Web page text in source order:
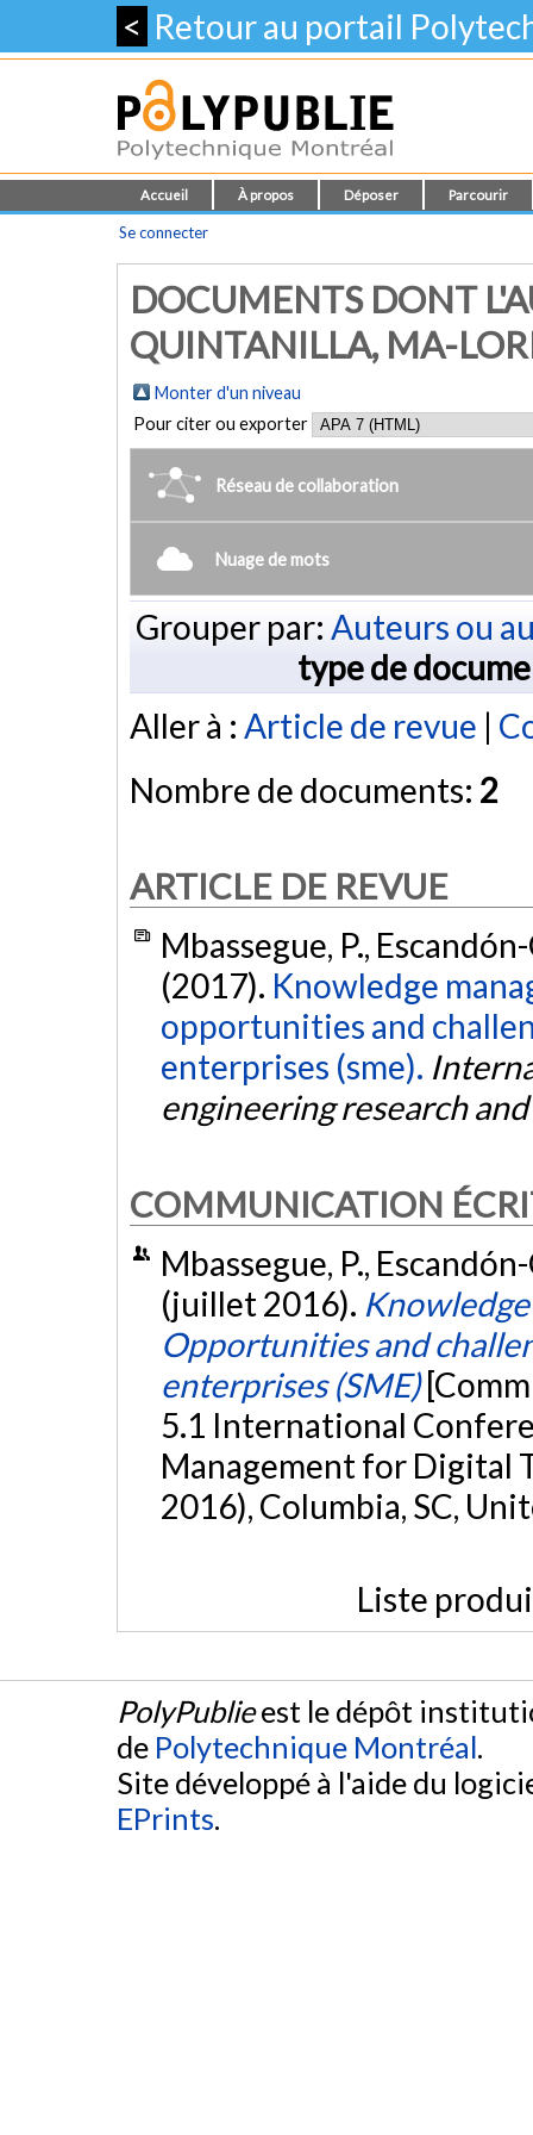
< Retour au portail
Accueil À propos Déposer Parcourir
Se connecter
DOCUMENTS DONT
QUINTANILLA, MA-
Monter d'un niveau
Pour citer ou exporter
Réseau de collaboration
Nuage de mots
Grouper par: Auteurs ou
type de
Aller à : Article de revue |
Nombre de documents: 2
ARTICLE DE REVUE
Mbassegue, P.,
(2017). Knowledge
opportunities and
enterprises (sme).
engineering research
COMMUNICATION
Mbassegue, P.,
(juillet 2016).
Opportunities and
enterprises (SME)
5.1 International
Management for Digital
2016), Columbia, SC,
Liste
PolyPublieest le dépôt
de Polytechnique Montréal.
Site développé à l'aide du
EPrints.